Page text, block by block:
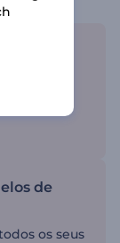
para
de
os seus